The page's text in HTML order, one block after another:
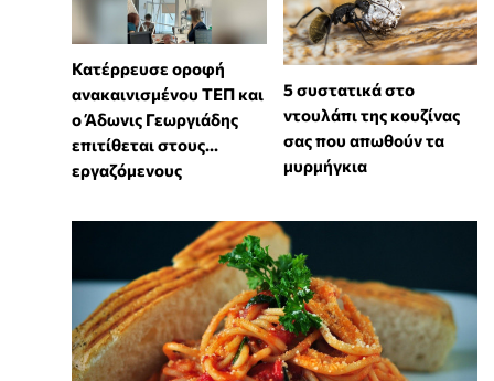
Κατέρρευσε οροφή
ανακαινισμένου ΤΕΠ και
ο Άδωνις Γεωργιάδης
επιτίθεται στους...
εργαζόμενους
⁠5 συστατικά στο
ντουλάπι της κουζίνας
σας που απωθούν τα
μυρμήγκια